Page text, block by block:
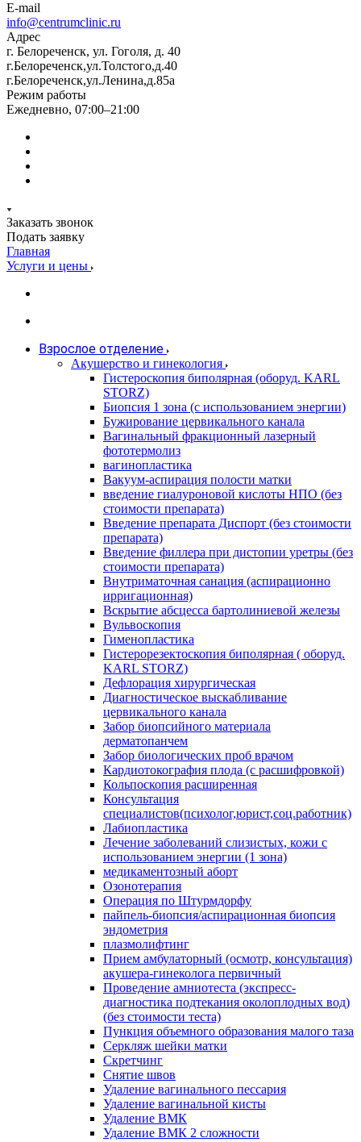
E-mail
info@centrumclinic.ru
Адрес
г. Белореченск, ул. Гоголя, д. 40
г.Белореченск,ул.Толстого,д.40
г.Белореченск,ул.Ленина,д.85а
Режим работы
Ежедневно, 07:00–21:00
Заказать звонок
Подать заявку
Главная
Услуги и цены
Взрослое отделение
Акушерство и гинекология
Гистероскопия биполярная (оборуд. KARL
STORZ)
Биопсия 1 зона (с использованием энергии)
Бужирование цервикального канала
Вагинальный фракционный лазерный
фототермолиз
вагинопластика
Вакуум-аспирация полости матки
введение гиалуроновой кислоты НПО (без
стоимости препарата)
Введение препарата Диспорт (без стоимости
препарата)
Введение филлера при дистопии уретры (без
стоимости препарата)
Внутриматочная санация (аспирационно
ирригационная)
Вскрытие абсцесса бартолиниевой железы
Вульвоскопия
Гименопластика
Гистерорезектоскопия биполярная ( оборуд.
KARL STORZ)
Дефлорация хирургическая
Диагностическое выскабливание
цервикального канала
Забор биопсийного материала
дерматопанчем
Забор биологических проб врачом
Кардиотокография плода (с расшифровкой)
Кольпоскопия расширенная
Консультация
специалистов(психолог,юрист,соц.работник)
Лабиопластика
Лечение заболеваний слизистых, кожи с
использованием энергии (1 зона)
медикаментозный аборт
Озонотерапия
Операция по Штурмдорфу
пайпель-биопсия/аспирационная биопсия
эндометрия
плазмолифтинг
Прием амбулаторный (осмотр, консультация)
акушера-гинеколога первичный
Проведение амниотеста (экспресс-
диагностика подтекания околоплодных вод)
(без стоимости теста)
Пункция объемного образования малого таза
Серкляж шейки матки
Скретчинг
Снятие швов
Удаление вагинального пессария
Удаление вагинальной кисты
Удаление ВМК
Удаление ВМК 2 сложности